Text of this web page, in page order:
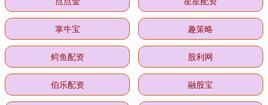
掌牛宝 趣策略
鳄鱼配资 股利网
伯乐配资 融股宝